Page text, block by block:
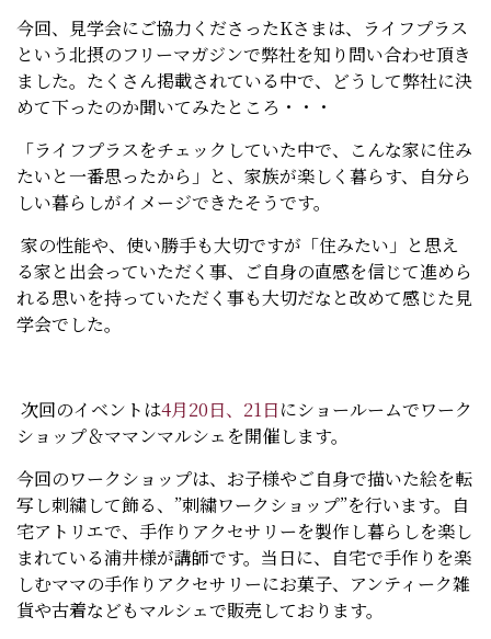
今回、見学会にご協力くださったKさまは、ライフプラス
という北摂のフリーマガジンで弊社を知り問い合わせ頂き
ました。たくさん掲載されている中で、どうして弊社に決
めて下ったのか聞いてみたところ・・・
「ライフプラスをチェックしていた中で、こんな家に住み
たいと一番思ったから」と、家族が楽しく暮らす、自分ら
しい暮らしがイメージできたそうです。
家の性能や、使い勝手も大切ですが「住みたい」と思え
る家と出会っていただく事、ご自身の直感を信じて進めら
れる思いを持っていただく事も大切だなと改めて感じた見
学会でした。
次回のイベントは4月20日、21日にショールームでワーク
ショップ＆ママンマルシェを開催します。
今回のワークショップは、お子様やご自身で描いた絵を転
写し刺繍して飾る、”刺繍ワークショップ”を行います。自
宅アトリエで、手作りアクセサリーを製作し暮らしを楽し
まれている浦井様が講師です。当日に、自宅で手作りを楽
しむママの手作りアクセサリーにお菓子、アンティーク雑
貨や古着などもマルシェで販売しております。